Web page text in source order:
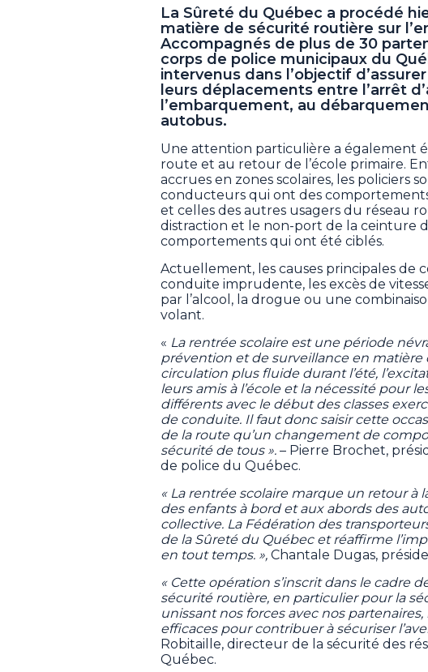
La Sûreté du Québec a procédé
matière de sécurité routière sur
Accompagnés de plus de 30
corps de police municipaux du
intervenus dans l’objectif
leurs déplacements entre l’arrêt
l’embarquement, au
autobus.
Une attention particulière a également
route et au retour de l’école primaire.
accrues en zones scolaires, les policiers
conducteurs qui ont des
et celles des autres usagers du réseau
distraction et le non-port de la ceinture
comportements qui ont été ciblés.
Actuellement, les causes principales de
conduite imprudente, les excès de
par l’alcool, la drogue ou une
volant.
« La rentrée scolaire est une période
prévention et de surveillance en matière
circulation plus fluide durant l’été,
leurs amis à l’école et la nécessité pour
différents avec le début des classes
de conduite. Il faut donc saisir cette
de la route qu’un changement de
sécurité de tous ». – Pierre Brochet,
de police du Québec.
« La rentrée scolaire marque un retour à
des enfants à bord et aux abords des
collective. La Fédération des
de la Sûreté du Québec et réaffirme
en tout temps. », Chantale Dugas,
« Cette opération s’inscrit dans le
sécurité routière, en particulier pour la
unissant nos forces avec nos
efficaces pour contribuer à sécuriser
Robitaille, directeur de la sécurité des
Québec.